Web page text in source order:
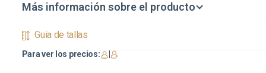
Más información sobre el producto
Guia de tallas
Para ver los precios: